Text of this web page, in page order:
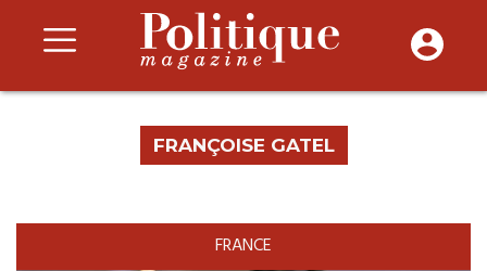
FRANÇOISE GATEL
FRANCE